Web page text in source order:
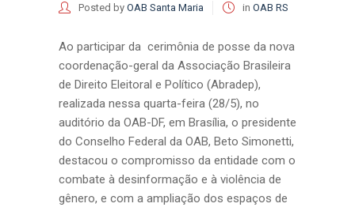
Posted by OAB Santa Maria in OAB RS
Ao participar da cerimônia de posse da nova
coordenação-geral da Associação Brasileira
de Direito Eleitoral e Político (Abradep),
realizada nessa quarta-feira (28/5), no
auditório da OAB-DF, em Brasília, o presidente
do Conselho Federal da OAB, Beto Simonetti,
destacou o compromisso da entidade com o
combate à desinformação e à violência de
gênero, e com a ampliação dos espaços de